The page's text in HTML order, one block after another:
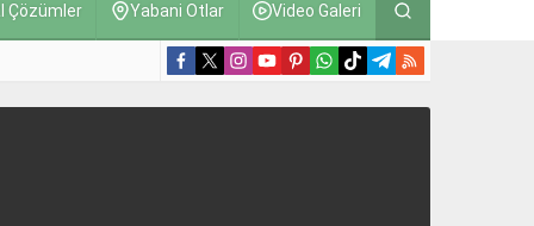
Çözümler Yabani Otlar Video Galeri